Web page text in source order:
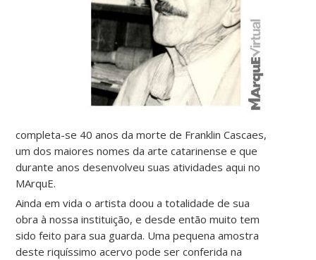
completa-se 40 anos da morte de Franklin Cascaes,
um dos maiores nomes da arte catarinense e que
durante anos desenvolveu suas atividades aqui no
MArquE.
Ainda em vida o artista doou a totalidade de sua
obra à nossa instituição, e desde então muito tem
sido feito para sua guarda. Uma pequena amostra
deste riquíssimo acervo pode ser conferida na